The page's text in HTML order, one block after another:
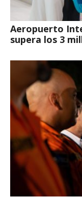
Aeropuerto
supera los 3